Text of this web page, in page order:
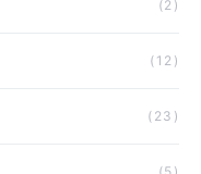
(2)
(12)
(23)